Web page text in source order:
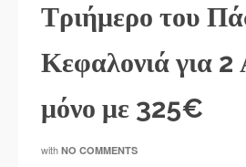
Τριήμερο του
Κεφαλονιά για
μόνο με 325€
with NO COMMENTS